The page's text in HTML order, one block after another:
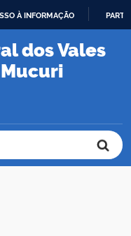
À INFORMAÇÃO
dos Vales